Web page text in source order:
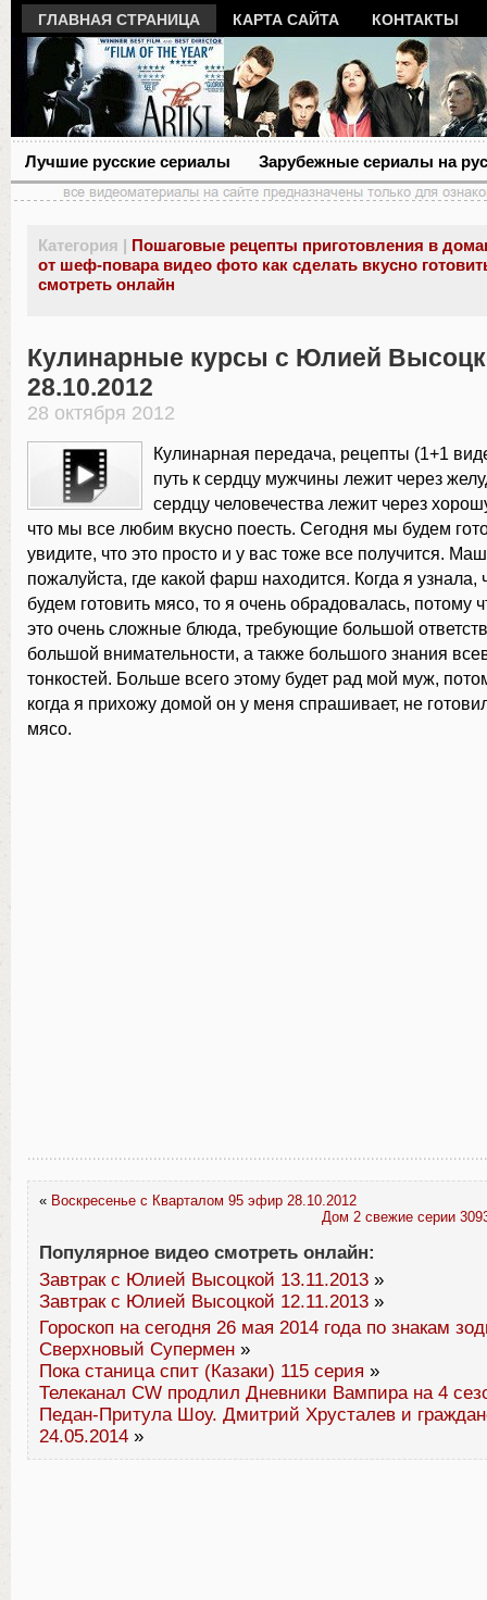
ГЛАВНАЯ СТРАНИЦА КАРТА САЙТА КОНТАКТЫ
Лучшие русские сериалы Зарубежные сериалы на
Категория | Пошаговые рецепты приготовления в
от шеф-повара видео фото как сделать вкусно
смотреть онлайн
Кулинарные курсы с Юлией
28.10.2012
28 октября 2012
Кулинарная передача, рецепты (1+1
путь к сердцу мужчины лежит через
сердцу человечества лежит через
что мы все любим вкусно поесть. Сегодня мы будем
увидите, что это просто и у вас тоже все получится.
пожалуйста, где какой фарш находится. Когда я узнала,
будем готовить мясо, то я очень обрадовалась, потому
это очень сложные блюда, требующие большой
большой внимательности, а также большого знания
тонкостей. Больше всего этому будет рад мой муж,
когда я прихожу домой он у меня спрашивает, не
мясо.
« Воскресенье с Кварталом 95 эфир 28.10.2012
Дом 2 свежие серии
Популярное видео смотреть онлайн:
Завтрак с Юлией Высоцкой 13.11.2013 »
Завтрак с Юлией Высоцкой 12.11.2013 »
Гороскоп на сегодня 26 мая 2014 года по знакам
Сверхновый Супермен »
Пока станица спит (Казаки) 115 серия »
Телеканал CW продлил Дневники Вампира на 4
Педан-Притула Шоу. Дмитрий Хрусталев и
24.05.2014 »